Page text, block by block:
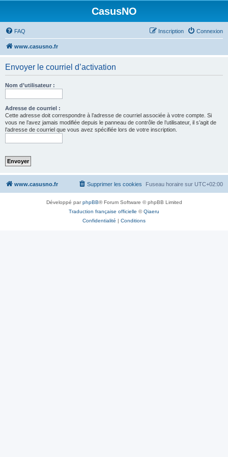
CasusNO
FAQ Connexion
Inscription
www.casusno.fr
Envoyer le courriel d’activation
Nom d’utilisateur :
Adresse de courriel :
Cette adresse doit correspondre à l’adresse de courriel associée à votre compte. Si
vous ne l’avez jamais modifiée depuis le panneau de contrôle de l’utilisateur, il s’agit de
l’adresse de courriel que vous avez spécifiée lors de votre inscription.
www.casusno.fr Fuseau horaire sur UTC+02:00
Supprimer les cookies
Développé parphpBB® Forum Software © phpBB Limited
Traduction française officielle ©Qiaeru
Confidentialité | Conditions